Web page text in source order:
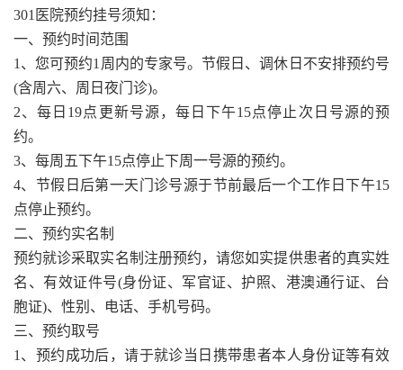
301医院预约挂号须知：
一、预约时间范围
1、您可预约1周内的专家号。节假日、调休日不安排预约号
(含周六、周日夜门诊)。
2、每日19点更新号源，每日下午15点停止次日号源的预
约。
3、每周五下午15点停止下周一号源的预约。
4、节假日后第一天门诊号源于节前最后一个工作日下午15
点停止预约。
二、预约实名制
预约就诊采取实名制注册预约，请您如实提供患者的真实姓
名、有效证件号(身份证、军官证、护照、港澳通行证、台
胞证)、性别、电话、手机号码。
三、预约取号
1、预约成功后，请于就诊当日携带患者本人身份证等有效